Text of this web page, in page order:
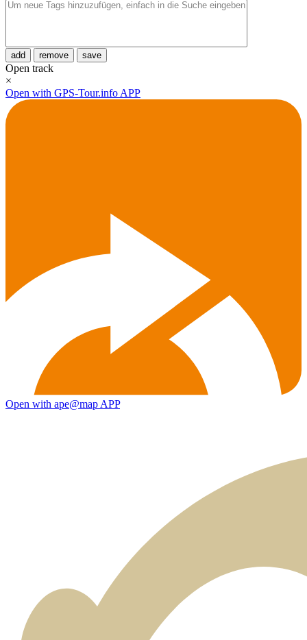
add remove save
Open track
×
Open with GPS-Tour.info APP
Open with ape@map APP